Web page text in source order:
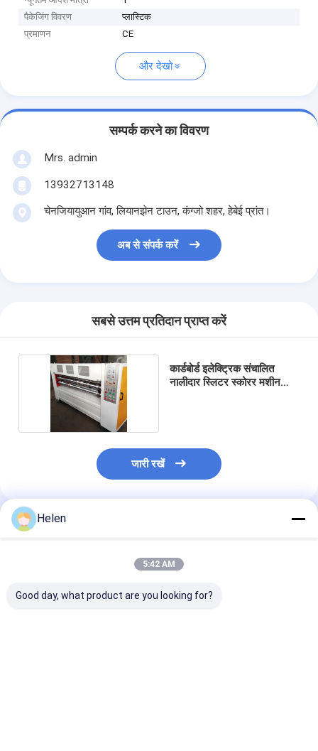
पैकेजिंग विवरण
प्लास्टिक
प्रमाणन
CE
और देखो
सम्पर्क करने का विवरण
Mrs. admin
13932713148
चेनजियायुआन गांव, लियानझेन टाउन, कंग्जो शहर, हेबेई प्रांत।
अब से संपर्क करें
सबसे उत्तम प्रतिदान प्राप्त करें
कार्डबोर्ड इलेक्ट्रिक संचालित
नालीदार स्लिटर स्कोरर मशीन
जारी रखें
अनुशंसित उत्पाद
Helen
5:42 AM
Good day, what product are you looking for?